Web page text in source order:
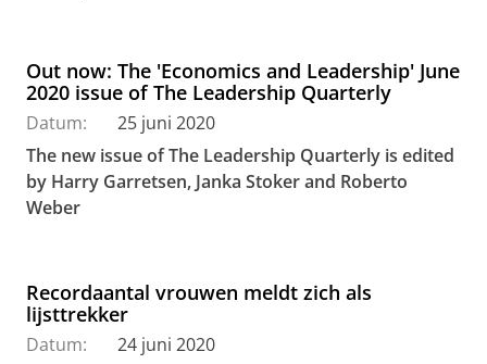
Out now: The 'Economics and Leadership' June
2020 issue of The Leadership Quarterly
Datum:
25 juni 2020
The new issue of The Leadership Quarterly is edited
by Harry Garretsen, Janka Stoker and Roberto
Weber
Recordaantal vrouwen meldt zich als
lijsttrekker
Datum:
24 juni 2020